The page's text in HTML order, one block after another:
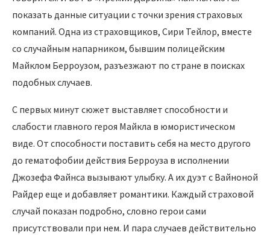
показать данные ситуации с точки зрения страховых
компаний. Одна из страховщиков, Сири Тейлор, вместе
со случайным напарником, бывшим полицейским
Майклом Берроузом, разъезжают по стране в поисках
подобных случаев.
С первых минут сюжет выставляет способности и
слабости главного героя Майкла в юмористическом
виде. От способности поставить себя на место другого
до гематофобии действия Берроуза в исполнении
Джозефа Файнса вызывают улыбку. А их дуэт с Вайноной
Райдер еще и добавляет романтики. Каждый страховой
случай показан подробно, словно герои сами
присутствовали при нем. И пара случаев действительно